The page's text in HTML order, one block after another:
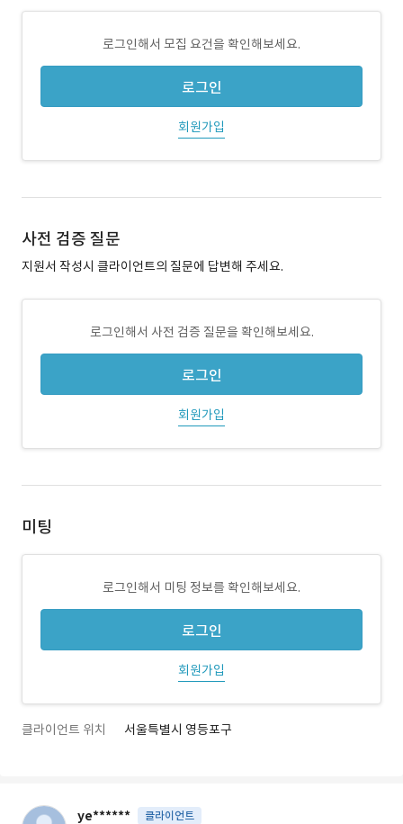
로그인해서 모집 요건을 확인해보세요.
로그인
회원가입
사전 검증 질문
지원서 작성시 클라이언트의 질문에 답변해 주세요.
로그인해서 사전 검증 질문을 확인해보세요.
로그인
회원가입
미팅
로그인해서 미팅 정보를 확인해보세요.
로그인
회원가입
클라이언트 위치 서울특별시 영등포구
ye****** 클라이언트